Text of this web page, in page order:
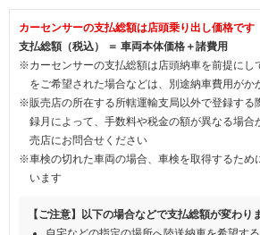
カーセンサーの支払総額は店頭乗り出し価格です
支払総額（税込） ＝ 車両本体価格＋諸費用
※カーセンサーの支払総額は店頭納車を前提にし
をご希望された場合などは、別途納車費用がか
※販売店の所在する所轄運輸支局以外で登録する
録月によって、手数料や税金の額が異なる場合
売店にお問合せください
※車検の切れた車両の場合、車検を取得するため
います
【ご注意】以下の場合などで支払総額が変わり